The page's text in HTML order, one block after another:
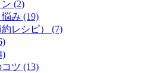
(2)
み (19)
レシピ） (7)
ツ (13)